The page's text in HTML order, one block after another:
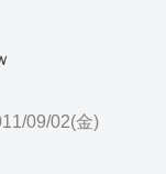
09/02(金)